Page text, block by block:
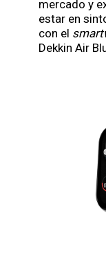
mercado y
estar en
con el
Dekkin Air